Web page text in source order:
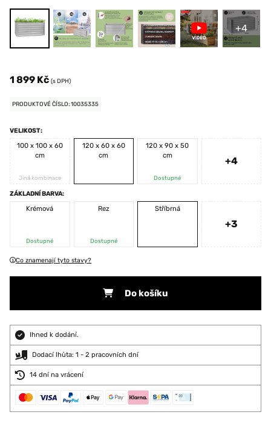
+4
1 899 Kč (s DPH)
PRODUKTOVÉ ČÍSLO: 10035335
VELIKOST:
100 x 100 x 60
cm
Jiná kombinace
120 x 60 x 60
cm
120 x 90 x 50
cm
Dostupné
+4
ZÁKLADNÍ BARVA:
Krémová
Dostupné
Rez
Dostupné
Stříbrná
+3
Co znamenají tyto stavy?
Do košíku
Ihned k dodání.
Dodací lhůta: 1 - 2 pracovních dní
14 dní na vrácení